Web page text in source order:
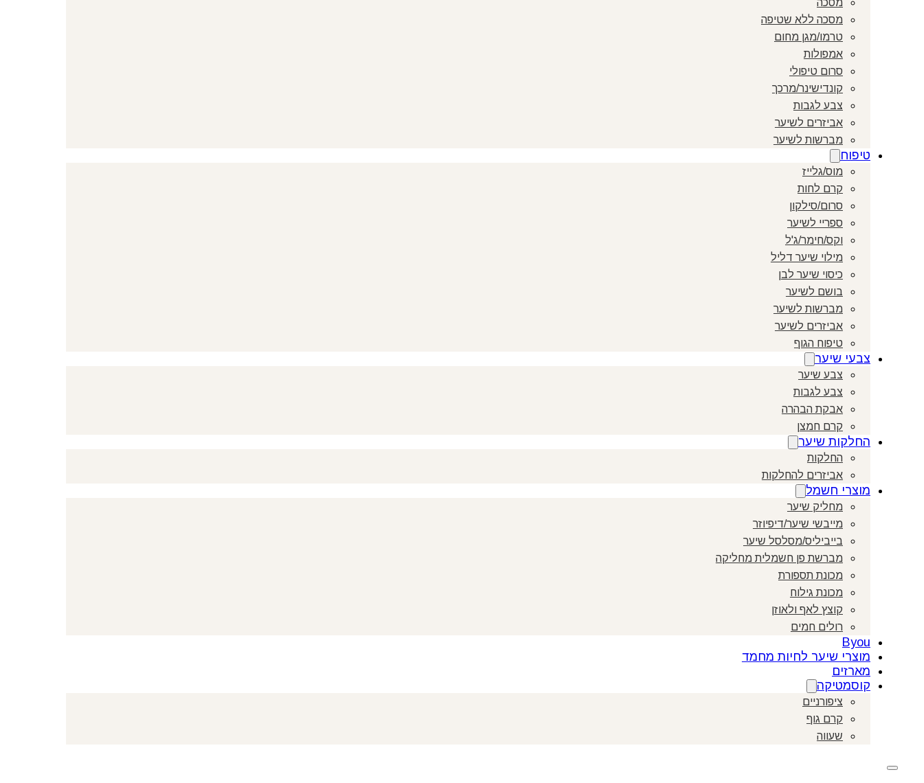
מסכה
מסכה ללא שטיפה
טרמו/מגן מחום
אמפולות
סרום טיפולי
קונדישינר/מרכך
צבע לגבות
אביזרים לשיער
מברשות לשיער
טיפוח
מוס/גלייז
קרם לחות
סרום/סילקון
ספריי לשיער
וקס/חימר/ג'ל
מילוי שיער דליל
כיסוי שיער לבן
בושם לשיער
מברשות לשיער
אביזרים לשיער
טיפוח הגוף
צבעי שיער
צבע שיער
צבע לגבות
אבקת הבהרה
קרם חמצן
החלקות שיער
החלקות
אביזרים להחלקות
מוצרי חשמל
מחליק שיער
מייבשי שיער/דיפיוזר
בייביליס/מסלסל שיער
מברשת פן חשמלית מחליקה
מכונת תספורת
מכונת גילוח
קוצץ לאף ולאוזן
רולים חמים
Byou
מוצרי שיער לחיות מחמד
מארזים
קוסמטיקה
ציפורניים
קרם גוף
שעווה